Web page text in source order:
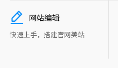
网站编辑
快速上手，搭建官网美站